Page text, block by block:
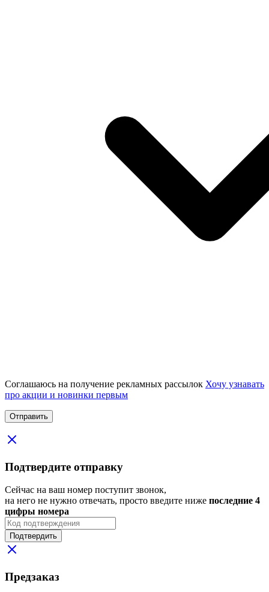
Соглашаюсь на получение рекламных рассылок Хочу узнавать
про акции и новинки первым
Подтвердите отправку
Сейчас на ваш номер поступит звонок,
на него не нужно отвечать, просто введите ниже последние 4
цифры номера
Подтвердить
Предзаказ